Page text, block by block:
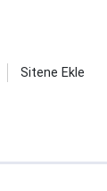
Sitene Ekle